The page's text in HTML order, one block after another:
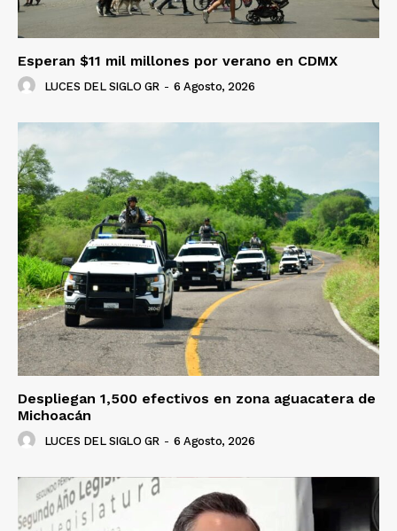
Esperan $11 mil millones por verano en CDMX
LUCES DEL SIGLO GR - 6 Agosto, 2026
Despliegan 1,500 efectivos en zona aguacatera de
Michoacán
LUCES DEL SIGLO GR - 6 Agosto, 2026